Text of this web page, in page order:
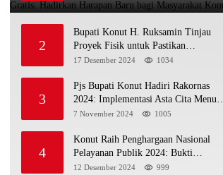
2
Bupati Konut H. Ruksamin Tinjau
Proyek Fisik untuk Pastikan
Kesesuaian dengan Perencanaan
17 Desember 2024 1034
3
Pjs Bupati Konut Hadiri Rakornas
2024: Implementasi Asta Cita Menuju
Indonesia Emas
7 November 2024 1005
4
Konut Raih Penghargaan Nasional
Pelayanan Publik 2024: Bukti
Komitmen Menuju Pelayanan Prima
12 Desember 2024 999